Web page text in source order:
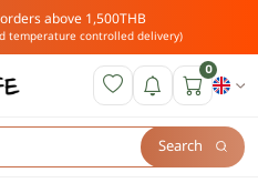
above 1,500THB
temperature controlled delivery)
0
Search